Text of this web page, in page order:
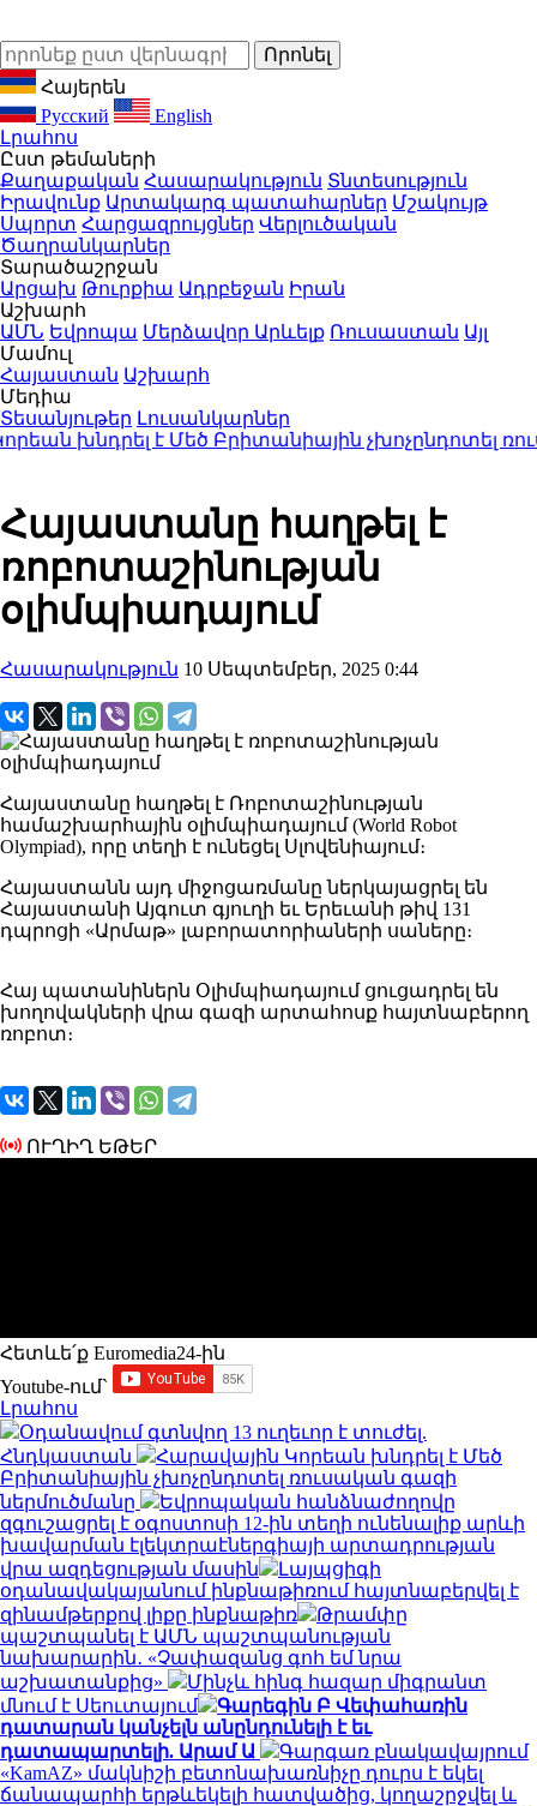
Հայերեն
Русский
English
Լրահոս
Ըստ թեմաների
Քաղաքական Հասարակություն Տնտեսություն
Իրավունք Արտակարգ պատահարներ Մշակույթ
Սպորտ Հարցազրույցներ Վերլուծական
Ծաղրանկարներ
Տարածաշրջան
Արցախ Թուրքիա Ադրբեջան Իրան
Աշխարհ
ԱՄՆ Եվրոպա Մերձավոր Արևելք Ռուսաստան Այլ
Մամուլ
Հայաստան Աշխարհ
Մեդիա
Տեսանյութեր Լուսանկարներ
խնդրել է Մեծ Բրիտանիային չխոչընդոտել
Հայաստանը հաղթել է
ռոբոտաշինության
օլիմպիադայում
Հասարակություն 10 Սեպտեմբեր, 2025 0:44
Հայաստանը հաղթել է Ռոբոտաշինության
համաշխարհային օլիմպիադայում (World Robot
Olympiad), որը տեղի է ունեցել Սլովենիայում։
Հայաստանն այդ միջոցառմանը ներկայացրել են
Հայաստանի Այգուտ գյուղի եւ Երեւանի թիվ 131
դպրոցի «Արմաթ» լաբորատորիաների սաները։
Հայ պատանիներն Օլիմպիադայում ցուցադրել են
խողովակների վրա գազի արտահոսք հայտնաբերող
ռոբոտ։
ՈՒՂԻՂ ԵԹԵՐ
Հետևե՛ք Euromedia24-ին
Youtube-ում`
Լրահոս
Օդանավում գտնվող 13 ուղեւոր է տուժել.
Հնդկաստան
Հարավային Կորեան խնդրել է Մեծ
Բրիտանիային չխոչընդոտել ռուսական գազի
ներմուծմանը
Եվրոպական հանձնաժողովը
զգուշացրել է օգոստոսի 12-ին տեղի ունենալիք արևի
խավարման էլեկտրաէներգիայի արտադրության
վրա ազդեցության մասին
Լայպցիգի
օդանավակայանում ինքնաթիռում հայտնաբերվել է
զինամթերքով լիքը ինքնաթիռ
Թրամփը
պաշտպանել է ԱՄՆ պաշտպանության
նախարարին․ «Չափազանց գոհ եմ նրա
աշխատանքից»
Մինչև հինգ հազար միգրանտ
մնում է Սեուտայում
Գարեգին Բ Վեփահառին
դատարան կանչելն անընդունելի է եւ
դատապարտելի. Արամ Ա
Գարգառ բնակավայրում
«KamAZ» մակնիշի բետոնախառնիչը դուրս է եկել
ճանապարհի երթևեկելի հատվածից, կողաշրջվել և